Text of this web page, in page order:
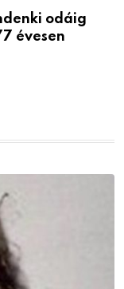
odáig
évesen